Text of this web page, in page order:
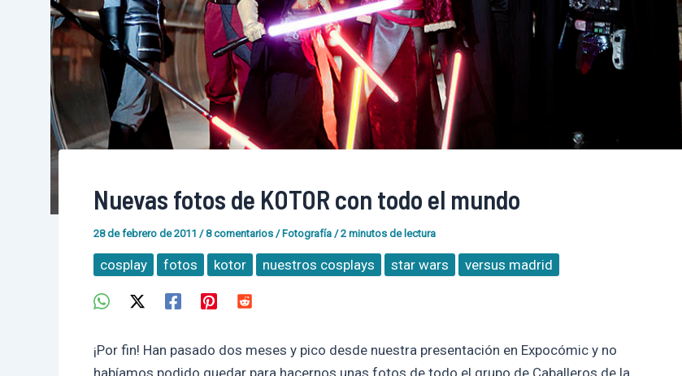
Nuevas fotos de KOTOR con todo el mundo
28 de febrero de 2011 /8 comentarios / Fotografía/2 minutos de lectura
cosplay fotos kotor nuestros cosplays star wars versus madrid
¡Por fin! Han pasado dos meses y pico desde nuestra presentación en Expocómic y no